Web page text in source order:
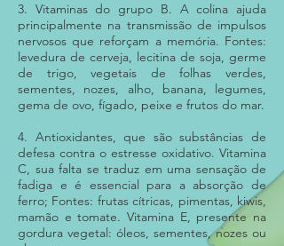
3. Vitaminas do grupo B. A colina ajuda
principalmente na transmissão de impulsos
nervosos que reforçam a memória. Fontes:
levedura de cerveja, lecitina de soja, germe
de trigo, vegetais de folhas verdes,
sementes, nozes, alho, banana, legumes,
gema de ovo, fígado, peixe e frutos do mar.
4. Antioxidantes, que são substâncias de
defesa contra o estresse oxidativo. Vitamina
C, sua falta se traduz em uma sensação de
fadiga e é essencial para a absorção de
ferro; Fontes: frutas cítricas, pimentas, kiwis,
mamão e tomate. Vitamina E, presente na
gordura vegetal: óleos, sementes, nozes ou